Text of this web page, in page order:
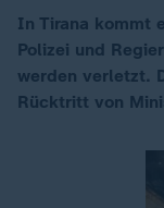
In Tirana kommt
Polizei und
werden verletzt.
Rücktritt von